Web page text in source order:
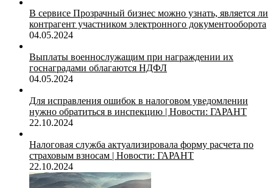
В сервисе Прозрачный бизнес можно узнать, является ли
контрагент участником электронного документооборота
04.05.2024
Выплаты военнослужащим при награждении их
госнаградами облагаются НДФЛ
04.05.2024
Для исправления ошибок в налоговом уведомлении
нужно обратиться в инспекцию | Новости: ГАРАНТ
22.10.2024
Налоговая служба актуализировала форму расчета по
страховым взносам | Новости: ГАРАНТ
22.10.2024